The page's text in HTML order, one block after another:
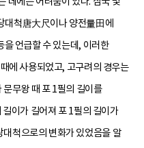
대척唐大尺이나 양전量田에
을 언급할 수 있는데, 이러한
에 사용되었고, 고구려의 경우는
문무왕 때 포 1필의 길이를
이가 길어져 포 1필의 길이가
척으로의 변화가 있었음을 알